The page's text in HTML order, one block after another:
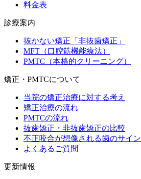
料金表
診療案内
抜かない矯正「非抜歯矯正」
MFT（口腔筋機能療法）
PMTC（本格的クリーニング）
矯正・PMTCについて
当院の矯正治療に対する考え
矯正治療の流れ
PMTCの流れ
抜歯矯正・非抜歯矯正の比較
不正咬合が想像される歯のサイン
よくあるご質問
更新情報